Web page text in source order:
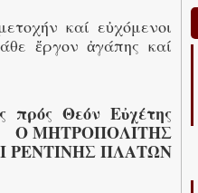
καί εὐχόμενοι
ἔργον ἀγάπης καί
πρός Θεόν Εὐχέτης
Ο ΜΗΤΡΟΠΟΛΙΤΗΣ
ΠΛΑΤΩΝ